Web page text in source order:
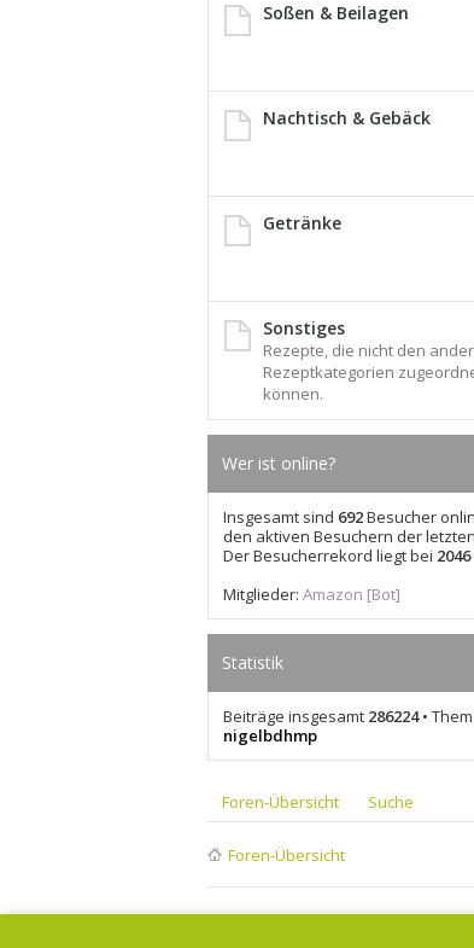
Soßen & Beilagen
Nachtisch & Gebäck
Getränke
Sonstiges
Rezepte, die nicht den
Rezeptkategorien
können.
Wer ist online?
Insgesamt sind 692Besucher
den aktiven Besuchern der
Der Besucherrekord liegt bei 2046
Mitglieder: Amazon [Bot]
Statistik
Beiträge insgesamt 286224•
nigelbdhmp
Foren-Übersicht Suche
Foren-Übersicht